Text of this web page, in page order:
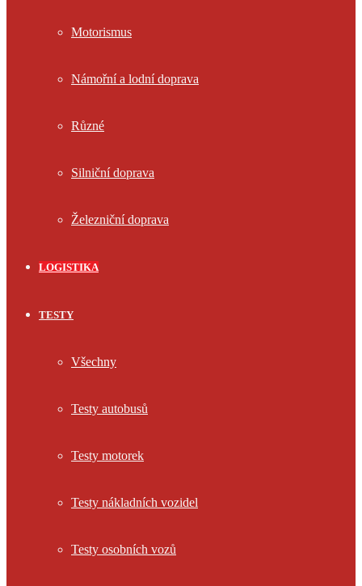
Motorismus
Námořní a lodní doprava
Různé
Silniční doprava
Železniční doprava
LOGISTIKA
TESTY
Všechny
Testy autobusů
Testy motorek
Testy nákladních vozidel
Testy osobních vozů